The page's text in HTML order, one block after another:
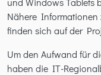
Nähere
finden sich auf der
Um den Aufwand für
haben die IT-